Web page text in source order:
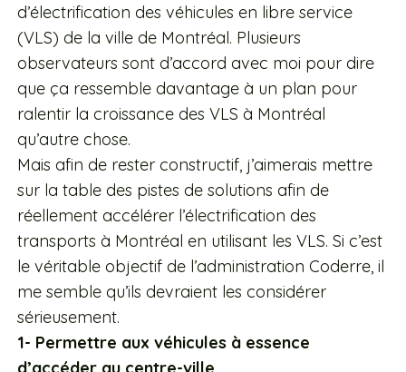
d’électrification des véhicules en libre service
(VLS) de la ville de Montréal. Plusieurs
observateurs sont d’accord avec moi pour dire
que ça ressemble davantage à un plan pour
ralentir la croissance des VLS à Montréal
qu’autre chose.
Mais afin de rester constructif, j’aimerais mettre
sur la table des pistes de solutions afin de
réellement accélérer l’électrification des
transports à Montréal en utilisant les VLS. Si c’est
le véritable objectif de l’administration Coderre, il
me semble qu’ils devraient les considérer
sérieusement.
1- Permettre aux véhicules à essence
d’accéder au centre-ville.